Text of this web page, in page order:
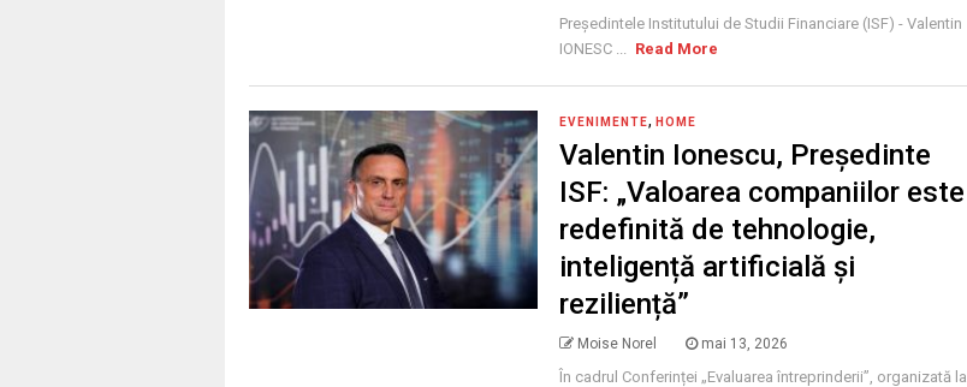
Președintele Institutului de Studii Financiare (ISF) - Valentin
IONESC ... Read More
EVENIMENTE, HOME
Valentin Ionescu, Președinte
ISF: „Valoarea companiilor este
redefinită de tehnologie,
inteligență artificială și
reziliență”
Moise Norel mai 13, 2026
În cadrul Conferinței „Evaluarea întreprinderii”, organizată la